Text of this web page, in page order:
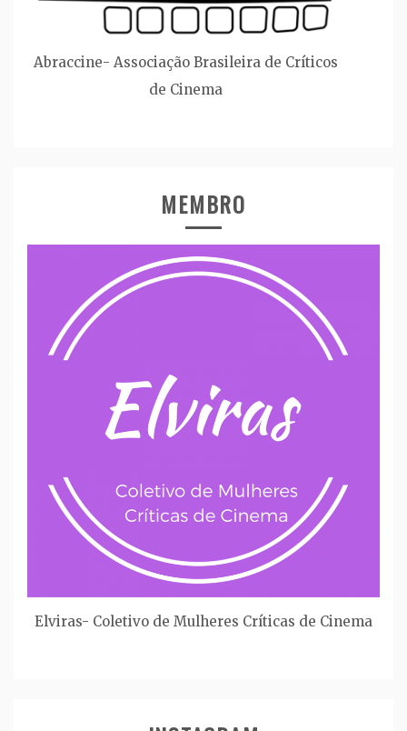
Abraccine- Associação Brasileira de Críticos
de Cinema
MEMBRO
Elviras- Coletivo de Mulheres Críticas de Cinema